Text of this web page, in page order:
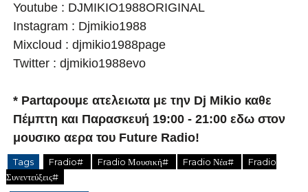
Youtube : DJMIKIO1988ORIGINAL
Instagram : Djmikio1988
Mixcloud : djmikio1988page
Twitter : djmikio1988evo
* Partαρουμε ατελειωτα με την Dj Mikio καθε
Πέμπτη και Παρασκευή 19:00 - 21:00 εδω στον
μουσικο αερα του Future Radio!
Tags Fradio# Fradio Μουσική# Fradio Νέα#
Fradio
Συνεντεύξεις#